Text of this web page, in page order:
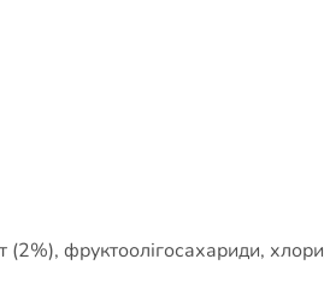
фруктоолігосахариди,